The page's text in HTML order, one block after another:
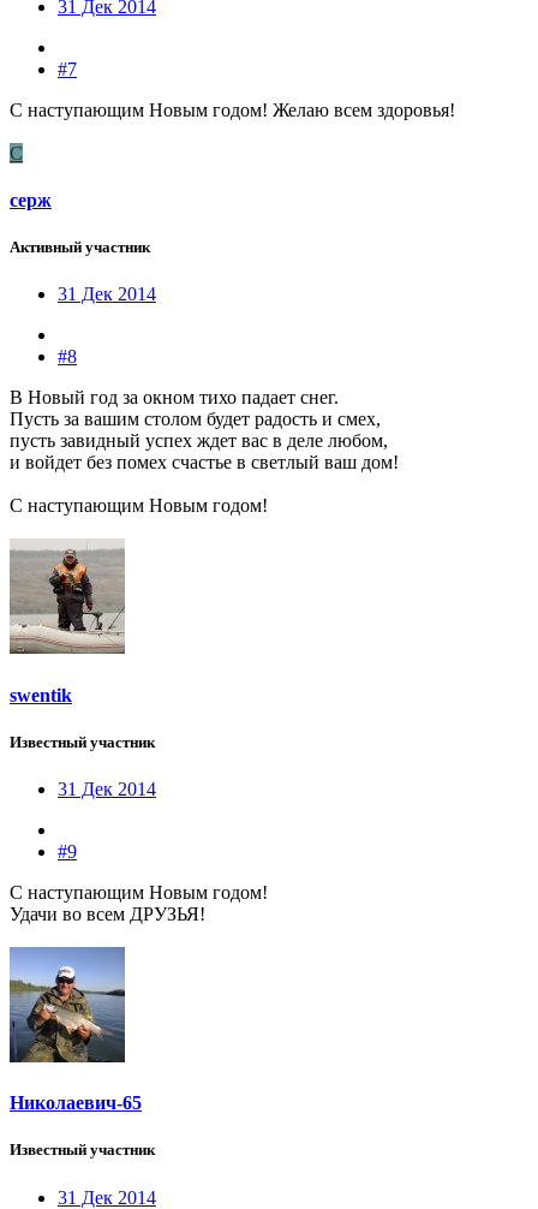
31 Дек 2014
#7
С наступающим Новым годом! Желаю всем здоровья!
С
серж
Активный участник
31 Дек 2014
#8
В Новый год за окном тихо падает снег.
Пусть за вашим столом будет радость и смех,
пусть завидный успех ждет вас в деле любом,
и войдет без помех счастье в светлый ваш дом!
С наступающим Новым годом!
swentik
Известный участник
31 Дек 2014
#9
С наступающим Новым годом!
Удачи во всем ДРУЗЬЯ!
Николаевич-65
Известный участник
31 Дек 2014